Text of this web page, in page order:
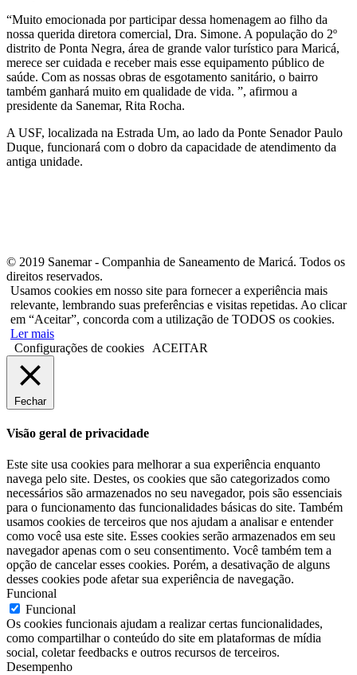
“Muito emocionada por participar dessa homenagem ao filho da
nossa querida diretora comercial, Dra. Simone. A população do 2º
distrito de Ponta Negra, área de grande valor turístico para Maricá,
merece ser cuidada e receber mais esse equipamento público de
saúde. Com as nossas obras de esgotamento sanitário, o bairro
também ganhará muito em qualidade de vida. ”, afirmou a
presidente da Sanemar, Rita Rocha.
A USF, localizada na Estrada Um, ao lado da Ponte Senador Paulo
Duque, funcionará com o dobro da capacidade de atendimento da
antiga unidade.
© 2019 Sanemar - Companhia de Saneamento de Maricá. Todos os
direitos reservados.
Usamos cookies em nosso site para fornecer a experiência mais
relevante, lembrando suas preferências e visitas repetidas. Ao clicar
em “Aceitar”, concorda com a utilização de TODOS os cookies.
Ler mais
Configurações de cookies
ACEITAR
Fechar
Visão geral de privacidade
Este site usa cookies para melhorar a sua experiência enquanto
navega pelo site. Destes, os cookies que são categorizados como
necessários são armazenados no seu navegador, pois são essenciais
para o funcionamento das funcionalidades básicas do site. Também
usamos cookies de terceiros que nos ajudam a analisar e entender
como você usa este site. Esses cookies serão armazenados em seu
navegador apenas com o seu consentimento. Você também tem a
opção de cancelar esses cookies. Porém, a desativação de alguns
desses cookies pode afetar sua experiência de navegação.
Funcional
Funcional
Os cookies funcionais ajudam a realizar certas funcionalidades,
como compartilhar o conteúdo do site em plataformas de mídia
social, coletar feedbacks e outros recursos de terceiros.
Desempenho